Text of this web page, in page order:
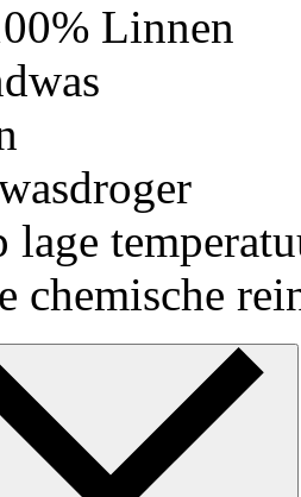
Linnen
lage
chemische